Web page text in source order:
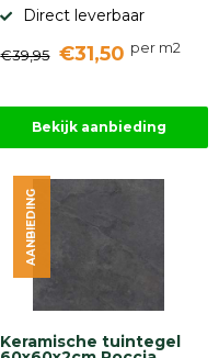
Direct leverbaar
€39,95 €31,50 per m2
Bekijk aanbieding
Keramische tuintegel
AANBIEDING